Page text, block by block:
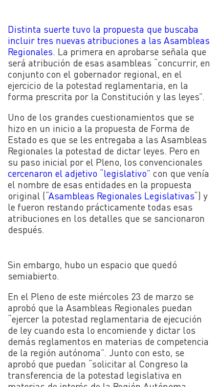
Distinta suerte tuvo la propuesta que buscaba
incluir tres nuevas atribuciones a las Asambleas
Regionales. La primera en aprobarse señala que
será atribución de esas asambleas “concurrir, en
conjunto con el gobernador regional, en el
ejercicio de la potestad reglamentaria, en la
forma prescrita por la Constitución y las leyes”.
Uno de los grandes cuestionamientos que se
hizo en un inicio a la propuesta de Forma de
Estado es que se les entregaba a las Asambleas
Regionales la potestad de dictar leyes. Pero en
su paso inicial por el Pleno, los convencionales
cercenaron el adjetivo “legislativo” con que venía
el nombre de esas entidades en la propuesta
original (“Asambleas Regionales Legislativas“) y
le fueron restando prácticamente todas esas
atribuciones en los detalles que se sancionaron
después.
Sin embargo, hubo un espacio que quedó
semiabierto.
En el Pleno de este miércoles 23 de marzo se
aprobó que la Asambleas Regionales puedan
“ejercer la potestad reglamentaria de ejecución
de ley cuando esta lo encomiende y dictar los
demás reglamentos en materias de competencia
de la región autónoma”. Junto con esto, se
aprobó que puedan “solicitar al Congreso la
transferencia de la potestad legislativa en